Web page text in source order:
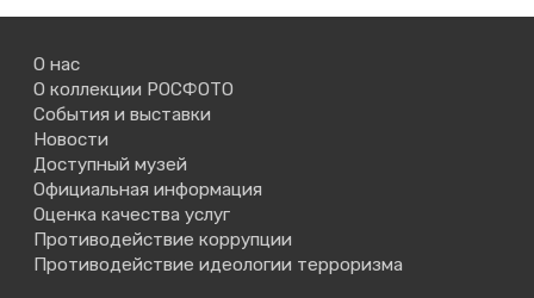
О нас
О коллекции РОСФОТО
События и выставки
Новости
Доступный музей
Официальная информация
Оценка качества услуг
Противодействие коррупции
Противодействие идеологии терроризма